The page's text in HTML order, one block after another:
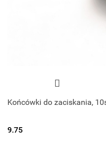
Końcówki do zaciskania,
9.75